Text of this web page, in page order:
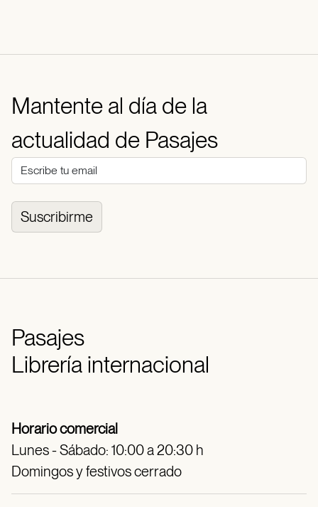
Mantente al día de la
actualidad de Pasajes
Suscribirme
Pasajes
Librería internacional
Horario comercial
Lunes - Sábado: 10:00 a 20:30 h
Domingos y festivos cerrado